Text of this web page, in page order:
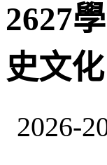
2627
史文
2026-